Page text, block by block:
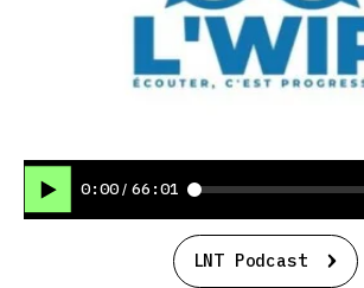
0:00 / 66:01
LNT Podcast